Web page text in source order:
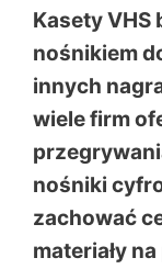
Kasety VHS
nośnikiem
innych
wiele firm
nośniki
zachować
materiały